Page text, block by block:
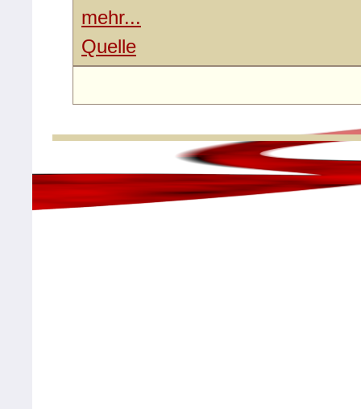
mehr...
Quelle